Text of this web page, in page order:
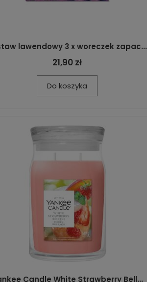
lawendowy 3 x woreczek zapac...
21,90 zł
Do koszyka
Candle White Strawberry Bell...